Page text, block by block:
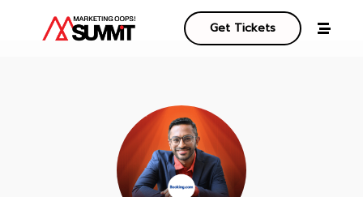
Get Tickets